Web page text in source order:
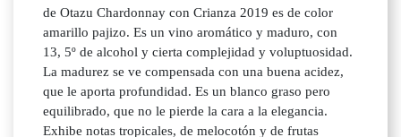
de Otazu Chardonnay con Crianza 2019 es de color
amarillo pajizo. Es un vino aromático y maduro, con
13, 5º de alcohol y cierta complejidad y voluptuosidad.
La madurez se ve compensada con una buena acidez,
que le aporta profundidad. Es un blanco graso pero
equilibrado, que no le pierde la cara a la elegancia.
Exhibe notas tropicales, de melocotón y de frutas